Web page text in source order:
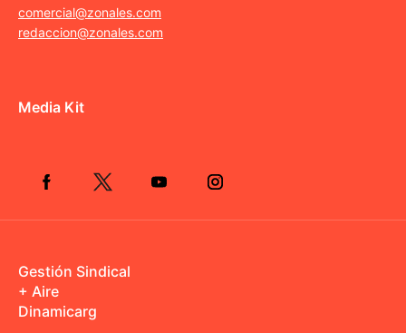
comercial@zonales.com
redaccion@zonales.com
Media Kit
Gestión Sindical
+ Aire
Dinamicarg